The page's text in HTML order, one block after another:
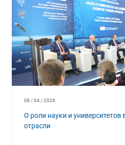
08 / 04 / 2026
О роли науки и университетов
отрасли